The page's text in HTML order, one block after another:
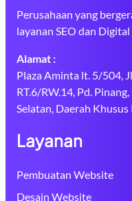
Perusahaan yang
layanan SEO dan
Alamat :
Plaza Aminta lt. 5/504,
RT.6/RW.14, Pd.
Selatan, Daerah
Layanan
Pembuatan Website
Desain Website